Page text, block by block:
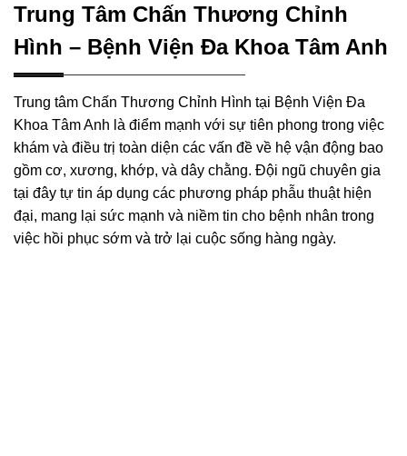
Trung Tâm Chấn Thương Chỉnh
Hình – Bệnh Viện Đa Khoa Tâm Anh
Trung tâm Chấn Thương Chỉnh Hình tại Bệnh Viện Đa
Khoa Tâm Anh là điểm mạnh với sự tiên phong trong việc
khám và điều trị toàn diện các vấn đề về hệ vận động bao
gồm cơ, xương, khớp, và dây chằng. Đội ngũ chuyên gia
tại đây tự tin áp dụng các phương pháp phẫu thuật hiện
đại, mang lại sức mạnh và niềm tin cho bệnh nhân trong
việc hồi phục sớm và trở lại cuộc sống hàng ngày.